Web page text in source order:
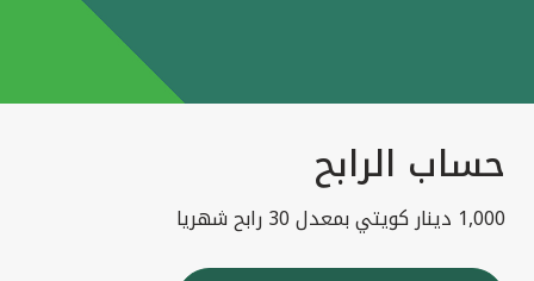
حساب الرابح
1,000 دينار كويتي بمعدل 30 رابح شهريا